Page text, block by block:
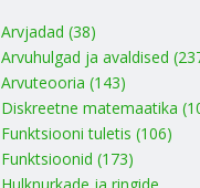
Arvjadad (38)
Arvuhulgad ja avaldised
Arvuteooria (143)
Diskreetne matemaatika
Funktsiooni tuletis (106)
Funktsioonid (173)